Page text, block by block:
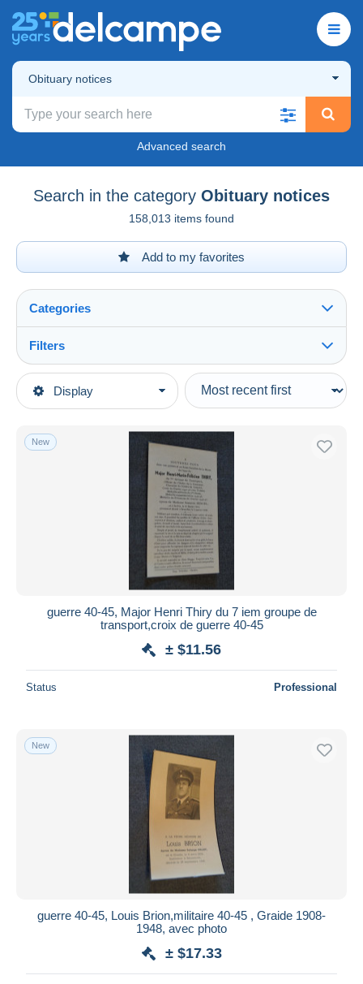
Obituary notices
Advanced search
Search in the category Obituary notices
158,013 items found
Add to my favorites
Display
Categories
Main categories
Announcements
Filters
Type of sale
Ongoing
Fixed prices
Auction sales with bids
Auctions without bids
Closing in
Price
Free shipping
MasterCard
New
guerre 40-45, Major Henri Thiry du 7 iem groupe de
transport,croix de guerre 40-45
± $11.56
Status Professional
New
guerre 40-45, Louis Brion,militaire 40-45 , Graide 1908-
1948, avec photo
± $17.33